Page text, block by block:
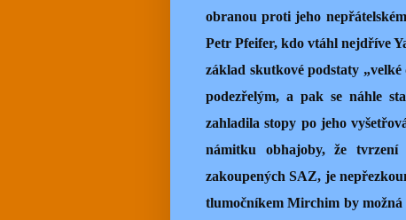
obranou proti jeho
Petr Pfeifer, kdo vtáhl nejdříve
základ skutkové podstaty
podezřelým, a pak se náhle
zahladila stopy po jeho
námitku obhajoby, že tvrzení
zakoupených SAZ, je
tlumočníkem Mirchim by